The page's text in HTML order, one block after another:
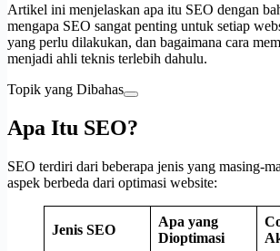
Artikel ini menjelaskan apa itu SEO dengan
mengapa SEO sangat penting untuk setiap
yang perlu dilakukan, dan bagaimana cara
menjadi ahli teknis terlebih dahulu.
Topik yang Dibahas
Apa Itu SEO?
SEO terdiri dari beberapa jenis yang masing-
aspek berbeda dari optimasi website:
Jenis SEO
Apa yang
Dioptimasi